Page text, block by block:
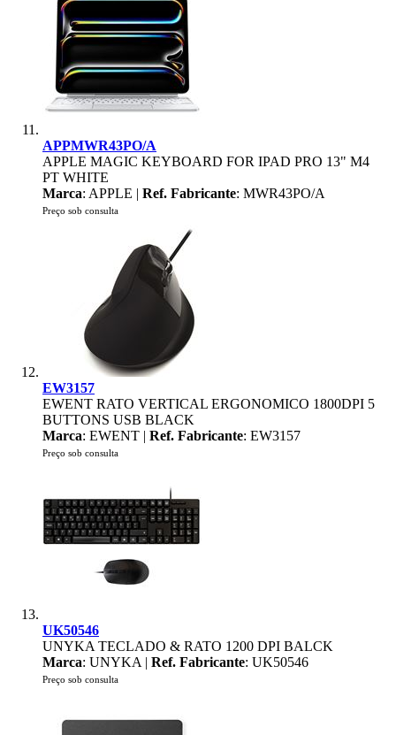
APPMWR43PO/A
APPLE MAGIC KEYBOARD FOR IPAD PRO 13" M4
PT WHITE
Marca: APPLE | Ref. Fabricante: MWR43PO/A
Preço sob consulta
EW3157
EWENT RATO VERTICAL ERGONOMICO 1800DPI 5
BUTTONS USB BLACK
Marca: EWENT | Ref. Fabricante: EW3157
Preço sob consulta
UK50546
UNYKA TECLADO & RATO 1200 DPI BALCK
Marca: UNYKA | Ref. Fabricante: UK50546
Preço sob consulta